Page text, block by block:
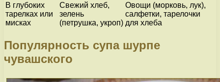
В глубоких
тарелках или
мисках
Свежий хлеб,
зелень
(петрушка, укроп)
Овощи (морковь, лук),
салфетки, тарелочки
для хлеба
Популярность супа шурпе
чувашского